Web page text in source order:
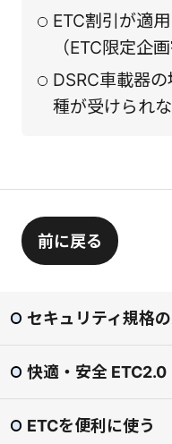
ETC割引が適
（ETC限定企
DSRC車載器
種が受けられ
前に戻る
セキュリティ規格
快適・安全 ETC2.0
快適・安全 ETC2.0
ETCを便利に使う